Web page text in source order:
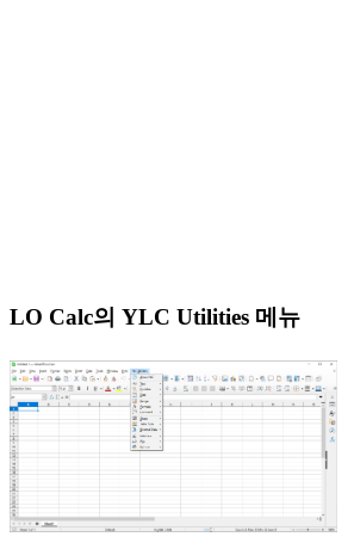
LO Calc의 YLC Utilities 메뉴